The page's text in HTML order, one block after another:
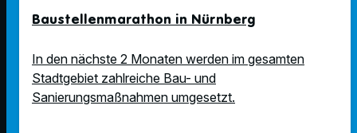
Baustellenmarathon in Nürnberg
In den nächste 2 Monaten werden im gesamten
Stadtgebiet zahlreiche Bau- und
Sanierungsmaßnahmen umgesetzt.